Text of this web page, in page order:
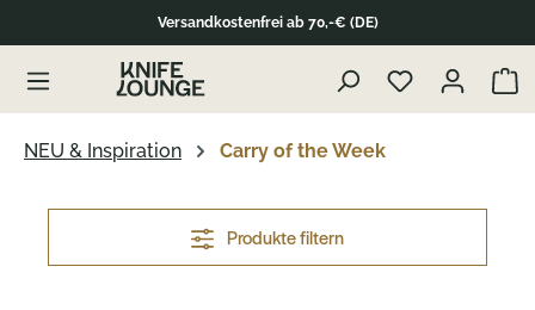
Versandkostenfrei ab 70,-€ (DE)
NEU & Inspiration Carry of the Week
Produkte filtern